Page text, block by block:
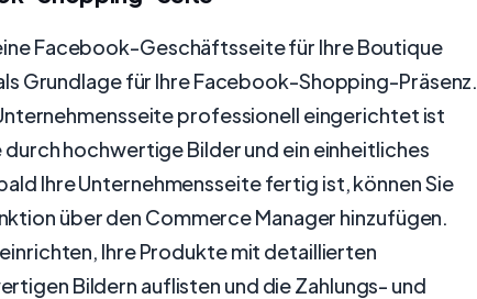
Facebook-Geschäftsseite für Ihre Boutique
Grundlage für Ihre Facebook-Shopping-Präsenz.
professionell eingerichtet ist
hochwertige Bilder und ein einheitliches
Ihre Unternehmensseite fertig ist, können Sie
über den Commerce Manager hinzufügen.
einrichten, Ihre Produkte mit detaillierten
Bildern auflisten und die Zahlungs- und